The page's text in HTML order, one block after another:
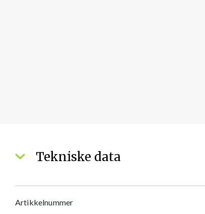
Tekniske data
Artikkelnummer